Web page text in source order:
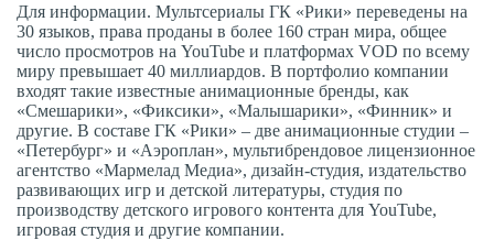
Для информации. Мультсериалы ГК «Рики» переведены на
30 языков, права проданы в более 160 стран мира, общее
число просмотров на YouTube и платформах VOD по всему
миру превышает 40 миллиардов. В портфолио компании
входят такие известные анимационные бренды, как
«Смешарики», «Фиксики», «Малышарики», «Финник» и
другие. В составе ГК «Рики» – две анимационные студии –
«Петербург» и «Аэроплан», мультибрендовое лицензионное
агентство «Мармелад Медиа», дизайн-студия, издательство
развивающих игр и детской литературы, студия по
производству детского игрового контента для YouTube,
игровая студия и другие компании.